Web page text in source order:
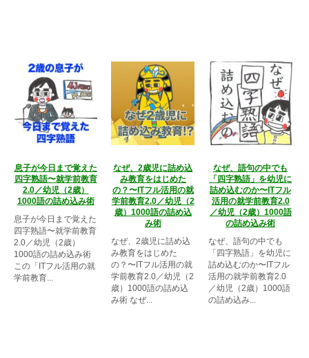
息子が今日まで覚えた
四字熟語〜就学前教育
2.0／幼児（2歳）
1000語の詰め込み術
息子が今日まで覚えた
四字熟語〜就学前教育
2.0／幼児（2歳）
1000語の詰め込み術
この「ITフル活用の就
学前教育...
なぜ、2歳児に詰め込
み教育をはじめた
の？〜ITフル活用の就
学前教育2.0／幼児（2
歳）1000語の詰め込
み術
なぜ、2歳児に詰め込
み教育をはじめた
の？〜ITフル活用の就
学前教育2.0／幼児（2
歳）1000語の詰め込
み術 なぜ...
なぜ、語句の中でも
「四字熟語」を幼児に
詰め込むのか〜ITフル
活用の就学前教育2.0
／幼児（2歳）1000語
の詰め込み術
なぜ、語句の中でも
「四字熟語」を幼児に
詰め込むのか〜ITフル
活用の就学前教育2.0
／幼児（2歳）1000語
の詰め込み...